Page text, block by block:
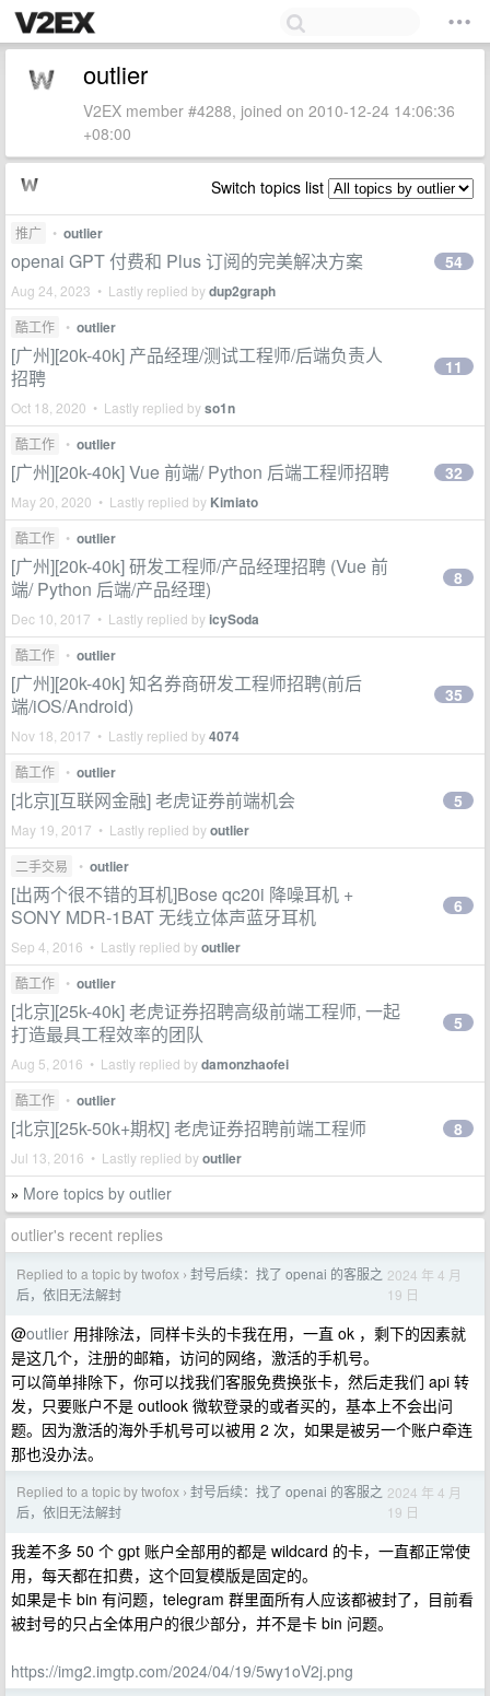
outlier
V2EX member #4288, joined on 2010-12-24 14:06:36
+08:00
Switch topics list
推广 • outlier
openai GPT 付费和 Plus 订阅的完美解决方案
Aug 24, 2023 • Lastly replied bydup2graph
54
酷工作 • outlier
[广州][20k-40k] 产品经理/测试工程师/后端负责人
招聘
Oct 18, 2020 • Lastly replied byso1n
11
酷工作 • outlier
[广州][20k-40k] Vue 前端/ Python 后端工程师招聘
May 20, 2020 • Lastly replied by Kimiato
32
酷工作 • outlier
[广州][20k-40k] 研发工程师/产品经理招聘 (Vue 前
端/ Python 后端/产品经理)
Dec 10, 2017 • Lastly replied byicySoda
8
酷工作 • outlier
[广州][20k-40k] 知名券商研发工程师招聘(前后
端/iOS/Android)
Nov 18, 2017 • Lastly replied by4074
35
酷工作 • outlier
[北京][互联网金融] 老虎证券前端机会
May 19, 2017 • Lastly replied byoutlier
5
二手交易 • outlier
[出两个很不错的耳机]Bose qc20i 降噪耳机 +
SONY MDR-1BAT 无线立体声蓝牙耳机
Sep 4, 2016 • Lastly replied byoutlier
6
酷工作 • outlier
[北京][25k-40k] 老虎证券招聘高级前端工程师, 一起
打造最具工程效率的团队
Aug 5, 2016 • Lastly replied bydamonzhaofei
5
酷工作 • outlier
[北京][25k-50k+期权] 老虎证券招聘前端工程师
Jul 13, 2016 • Lastly replied byoutlier
8
» More topics by outlier
outlier's recent replies
Replied to a topic by twofox › 封号后续：找了 openai 的客服之
后，依旧无法解封
2024 年 4 月
19 日
@outlier 用排除法，同样卡头的卡我在用，一直 ok ，剩下的因素就
是这几个，注册的邮箱，访问的网络，激活的手机号。
可以简单排除下，你可以找我们客服免费换张卡，然后走我们 api 转
发，只要账户不是 outlook 微软登录的或者买的，基本上不会出问
题。因为激活的海外手机号可以被用 2 次，如果是被另一个账户牵连
那也没办法。
Replied to a topic by twofox › 封号后续：找了 openai 的客服之
后，依旧无法解封
2024 年 4 月
19 日
我差不多 50 个 gpt 账户全部用的都是 wildcard 的卡，一直都正常使
用，每天都在扣费，这个回复模版是固定的。
如果是卡 bin 有问题，telegram 群里面所有人应该都被封了，目前看
被封号的只占全体用户的很少部分，并不是卡 bin 问题。
https://img2.imgtp.com/2024/04/19/5wy1oV2j.png